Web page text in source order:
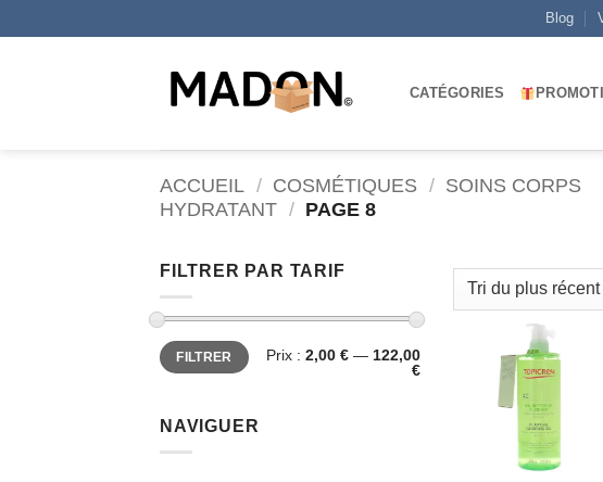
au
Blog
CATÉGORIES
ACCUEIL / COSMÉTIQUES / SOINS CORPS
HYDRATANT / PAGE 8
FILTRER PAR TARIF
Prix
min
Prix
maxFILTRER Prix : 2,00 € — 122,00
€
NAVIGUER
AJOUTER
À MES
FAVORIS